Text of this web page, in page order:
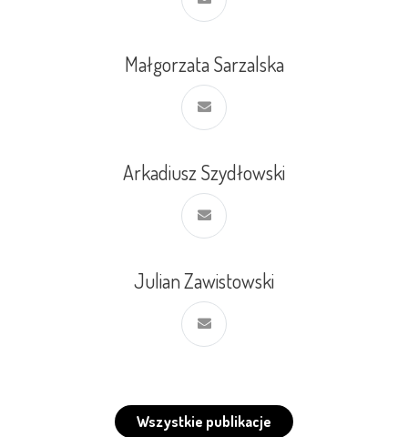
Małgorzata Sarzalska
Arkadiusz Szydłowski
Julian Zawistowski
Wszystkie publikacje